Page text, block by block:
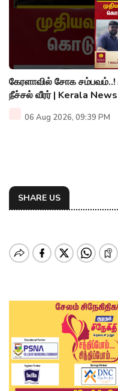
கேரளாவில் சோக
நீச்சல் வீரர் | Kerala
06 Aug 2026, 09:39 PM
SHARE US